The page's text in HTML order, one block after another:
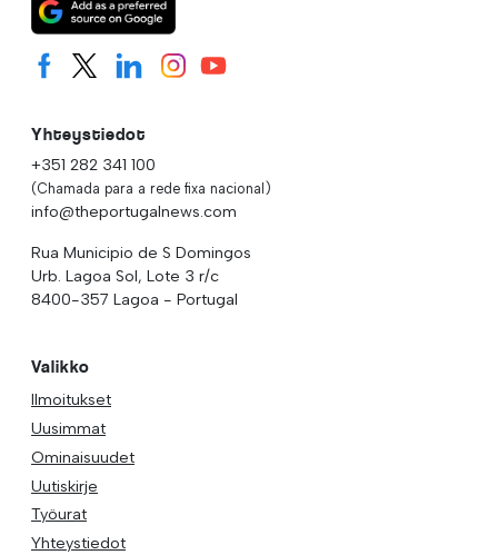
Yhteystiedot
+351 282 341 100
(Chamada para a rede fixa nacional)
info@theportugalnews.com
Rua Municipio de S Domingos
Urb. Lagoa Sol, Lote 3 r/c
8400-357 Lagoa - Portugal
Valikko
Ilmoitukset
Uusimmat
Ominaisuudet
Uutiskirje
Työurat
Yhteystiedot